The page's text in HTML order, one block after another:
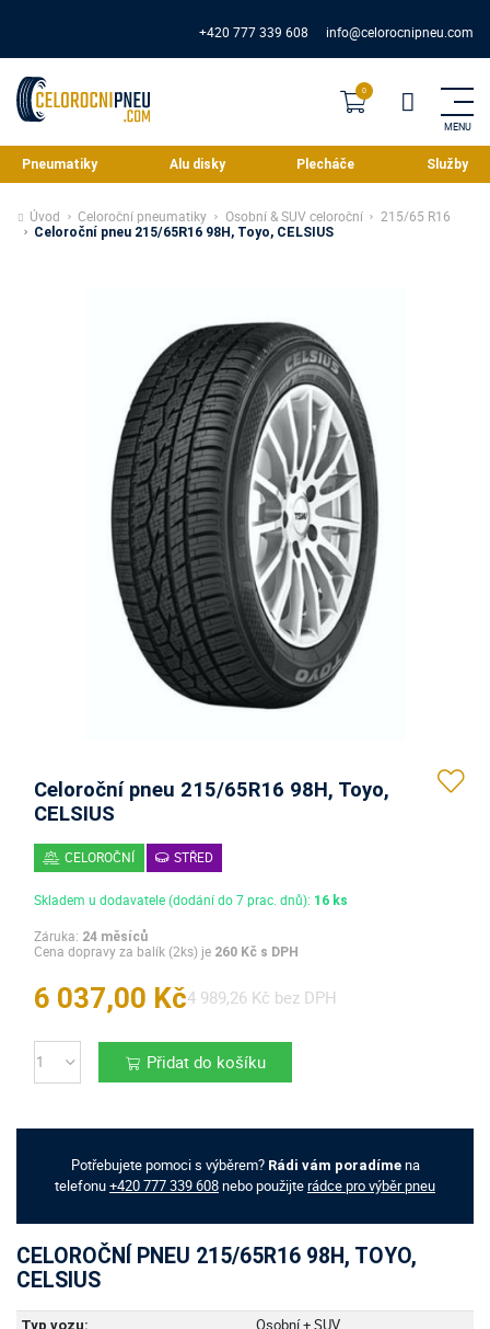
+420 777 339 608 info@celorocnipneu.com
Pneumatiky Alu disky Plecháče Služby
Úvod Celoroční pneumatiky Osobní & SUV celoroční 215/65 R16
Celoroční pneu 215/65R16 98H, Toyo, CELSIUS
Celoroční pneu 215/65R16 98H, Toyo,
CELSIUS
CELOROČNÍ STŘED
Skladem u dodavatele (dodání do 7 prac. dnů): 16 ks
Záruka: 24 měsíců
Cena dopravy za balík (2ks) je 260 Kč s DPH
6 037,00 Kč4 989,26 Kč bez DPH
Počet Přidat do košíku
Potřebujete pomoci s výběrem? Rádi vám poradímena
telefonu+420 777 339 608nebo použijterádce pro výběr pneu
CELOROČNÍ PNEU 215/65R16 98H, TOYO,
CELSIUS
Typ vozu: Osobní + SUV